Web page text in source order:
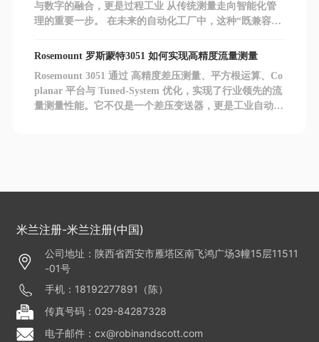
与数字的融合，更是过程工业 从传统测量走向智能化管
理的重要一步。 在未来的自动化工厂中，这种“既兼容又
Rosemount 罗斯蒙特3051 如何实现高精度流量测量
Rosemount 3051 通过 高精度差压测量、平方根运算、Co
planar 平台与 Tuned-System 优化，实现了行业领先的流
量测量性能。它不仅是一个差压变送器，更是工业自动化
米兰注册-米兰注册(中国)
公司地址：陕西省西安市雁塔区南飞鸿广场3幢15层11511
-01号
手机：18192277891（陈）
传真号码：029-84287328
电子邮件：cx@robinandscott.com